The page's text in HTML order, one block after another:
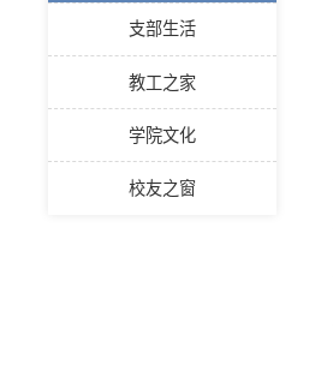
支部生活
教工之家
学院文化
校友之窗